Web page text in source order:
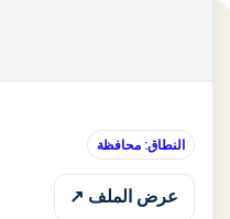
النطاق: محافظة
عرض الملف ↗